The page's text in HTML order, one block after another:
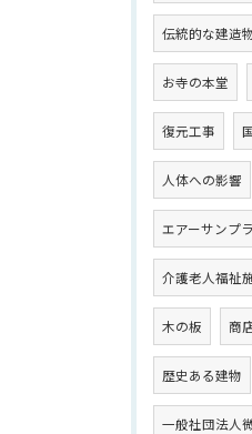
伝統的な建造
お寺の本堂
復元工事
人体への影響
エアーサンプ
介護老人福祉
木の板 商
歴史ある建物
一般社団法人